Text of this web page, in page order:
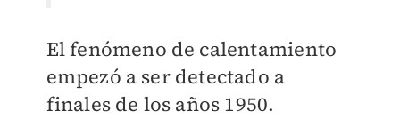
El fenómeno de calentamiento
empezó a ser detectado a
finales de los años 1950.